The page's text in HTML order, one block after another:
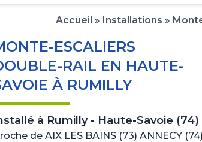
Accueil » Installations »
ESCALIERS
RAIL EN HAUTE-
À RUMILLY
à Rumilly - Haute-Savoie (74)
de AIX LES BAINS (73) ANNECY (74)